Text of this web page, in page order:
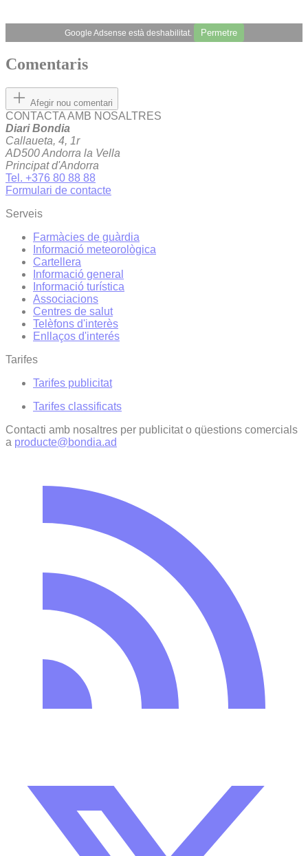
Google Adsense està deshabilitat. Permetre
Comentaris
Afegir nou comentari
CONTACTA AMB NOSALTRES
Diari Bondia
Callaueta, 4, 1r
AD500 Andorra la Vella
Principat d'Andorra
Tel. +376 80 88 88
Formulari de contacte
Serveis
Farmàcies de guàrdia
Informació meteorològica
Cartellera
Informació general
Informació turística
Associacions
Centres de salut
Telèfons d'interès
Enllaços d'interés
Tarifes
Tarifes publicitat
Tarifes classificats
Contacti amb nosaltres per publicitat o qüestions comercials
a producte@bondia.ad